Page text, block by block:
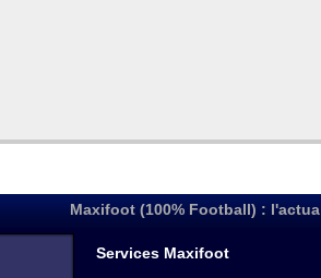
Maxifoot (100% Football) :
Services Maxifoot